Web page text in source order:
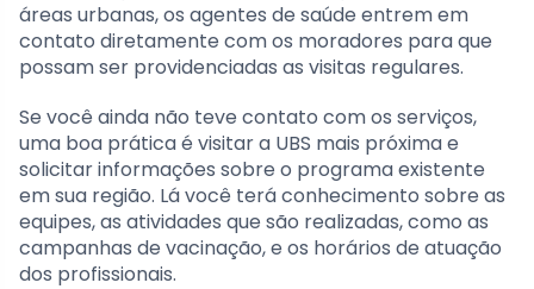
áreas urbanas, os agentes de saúde entrem em
contato diretamente com os moradores para que
possam ser providenciadas as visitas regulares.
Se você ainda não teve contato com os serviços,
uma boa prática é visitar a UBS mais próxima e
solicitar informações sobre o programa existente
em sua região. Lá você terá conhecimento sobre as
equipes, as atividades que são realizadas, como as
campanhas de vacinação, e os horários de atuação
dos profissionais.